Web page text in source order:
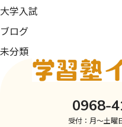
大学入試
ブログ
未分類
0968-
受付：月～土曜